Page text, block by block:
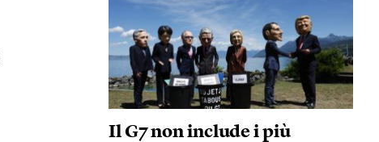
Il G7 non include i più